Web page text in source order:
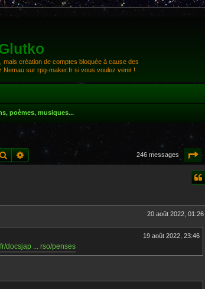
mais création de comptes bloquée à cause des
Nemau sur rpg-maker.fr si vous voulez venir !
poèmes, musiques...
Rechercher
Recherche avancée 246 messages
20 août 2022, 01:26
19 août 2022, 23:46
docsjap ... rso/penses